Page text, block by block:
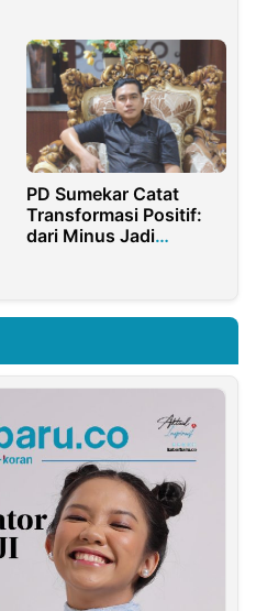
PD Sumekar Catat
Transformasi Positif:
dari Minus Jadi